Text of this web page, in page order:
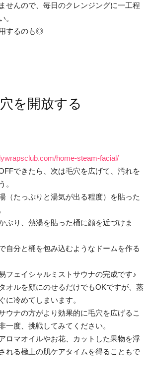
せんので、毎日のクレンジングに一工程
。
するのも◎
を開放する
home-steam-facial/
できたら、次は毛穴を広げて、汚れを
。
（たっぷりと湯気が出る程度）を貼った
ぶり、熱湯を貼った桶に顔を近づけま
自分と桶を包み込むようなドームを作る
フェイシャルミストサウナの完成です♪
オルを顔にのせるだけでもOKですが、蒸
に冷めてしまいます。
ウナの方がより効果的に毛穴を広げるこ
一度、挑戦してみてください。
ロマオイルやお花、カットした果物を浮
れる極上の肌ケアタイムを得ることもで